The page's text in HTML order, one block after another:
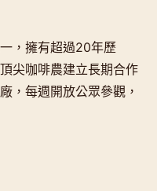
，擁有超過20年歷
尖咖啡農建立長期合作
，每週開放公眾參觀，